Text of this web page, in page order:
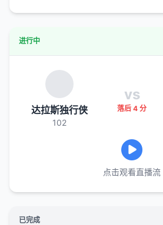
进行中
达拉斯独行侠
102
vs
落后 4 分
点击观看直播流
已完成